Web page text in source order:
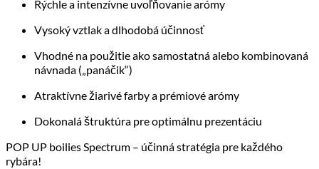
Rýchle a intenzívne uvoľňovanie arómy
Vysoký vztlak a dlhodobá účinnosť
Vhodné na použitie ako samostatná alebo kombinovaná
návnada („panáčik“)
Atraktívne žiarivé farby a prémiové arómy
Dokonalá štruktúra pre optimálnu prezentáciu
POP UP boilies Spectrum – účinná stratégia pre každého
rybára!